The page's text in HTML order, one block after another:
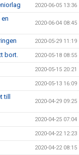
2020-06-05 13:36
2020-06-04 08:45
2020-05-29 11:19
bort. 2020-05-18 08:55
2020-05-15 20:21
2020-05-13 16:09
till
2020-04-29 09:25
2020-04-25 07:04
2020-04-22 12:23
2020-04-22 08:15